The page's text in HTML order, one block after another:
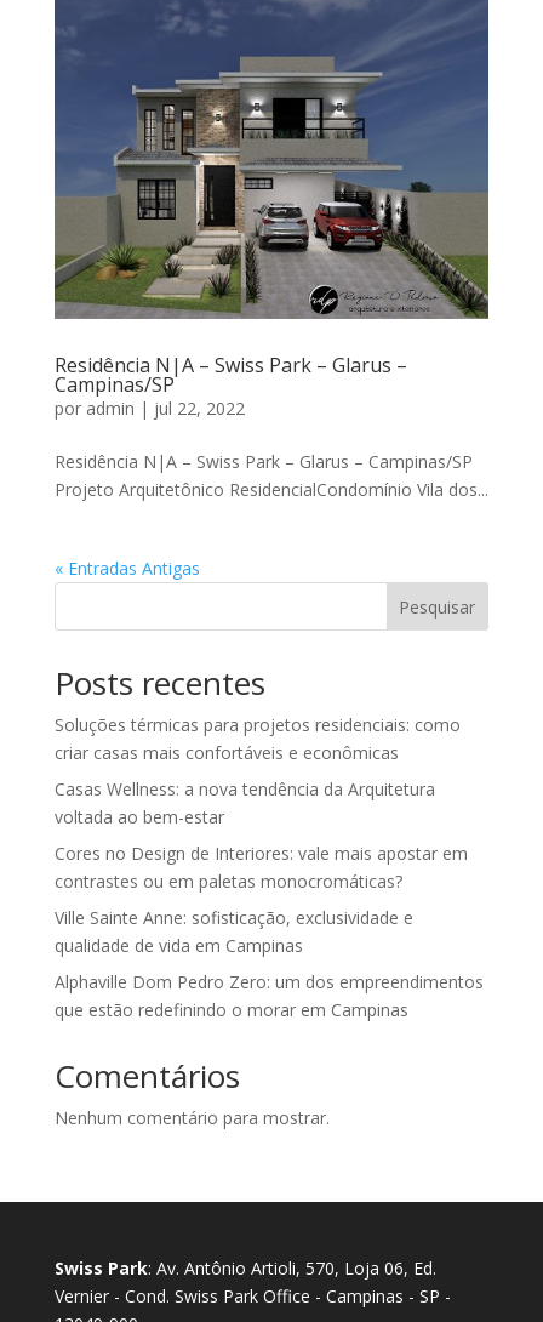
Residência N|A – Swiss Park – Glarus –
Campinas/SP
por admin | jul 22, 2022
Residência N|A – Swiss Park – Glarus – Campinas/SP
Projeto Arquitetônico ResidencialCondomínio Vila dos...
« Entradas Antigas
Pesquisar
Posts recentes
Soluções térmicas para projetos residenciais: como
criar casas mais confortáveis e econômicas
Casas Wellness: a nova tendência da Arquitetura
voltada ao bem-estar
Cores no Design de Interiores: vale mais apostar em
contrastes ou em paletas monocromáticas?
Ville Sainte Anne: sofisticação, exclusividade e
qualidade de vida em Campinas
Alphaville Dom Pedro Zero: um dos empreendimentos
que estão redefinindo o morar em Campinas
Comentários
Nenhum comentário para mostrar.
Swiss Park: Av. Antônio Artioli, 570, Loja 06, Ed.
Vernier - Cond. Swiss Park Office - Campinas - SP -